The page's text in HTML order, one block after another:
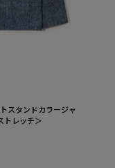
スタンドカラージャ
トレッチ＞